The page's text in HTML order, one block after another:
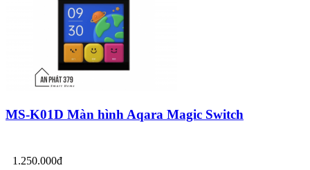
MS-K01D Màn hình Aqara Magic Switch
1.250.000đ